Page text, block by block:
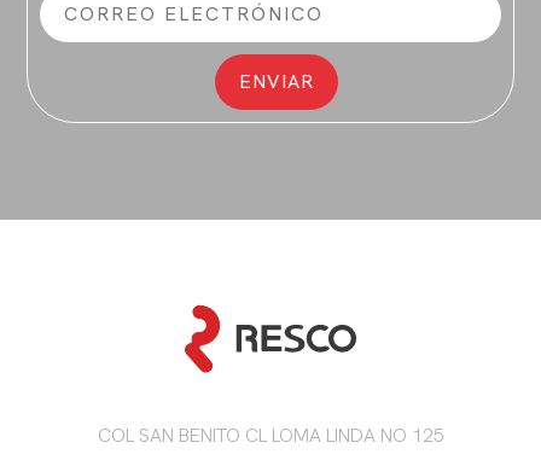
COL SAN BENITO CL LOMA LINDA NO 125